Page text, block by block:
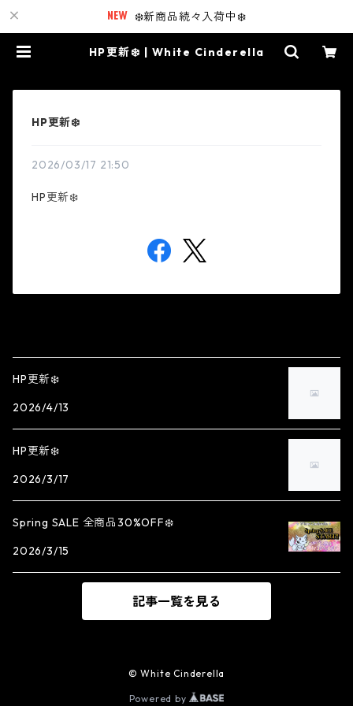
❄️新商品続々入荷中❄️
HP更新❄️ | White Cinderella
HP更新❄️
2026/03/17 21:50
HP更新❄️
HP更新❄️
2026/4/13
HP更新❄️
2026/3/17
Spring SALE 全商品30%OFF❄️
2026/3/15
記事一覧を見る
© White Cinderella
Powered by